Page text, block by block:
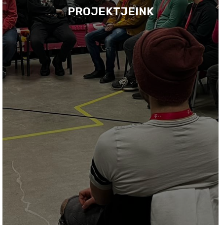
PROJEKTJEINK